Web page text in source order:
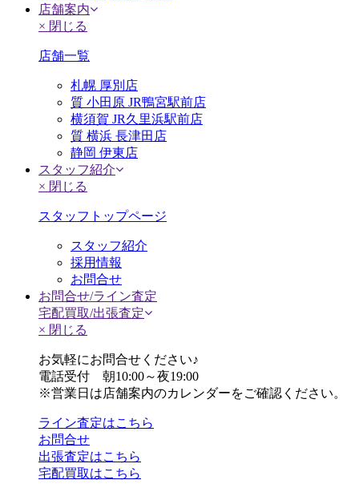
店舗案内
× 閉じる
店舗一覧
札幌 厚別店
質 小田原 JR鴨宮駅前店
横須賀 JR久里浜駅前店
質 横浜 長津田店
静岡 伊東店
スタッフ紹介
× 閉じる
スタッフトップページ
スタッフ紹介
採用情報
お問合せ
お問合せ/ライン査定
宅配買取/出張査定
× 閉じる
お気軽にお問合せください♪
電話受付 朝10:00～夜19:00
※営業日は店舗案内のカレンダーをご確認ください。
ライン査定はこちら
お問合せ
出張査定はこちら
宅配買取はこちら